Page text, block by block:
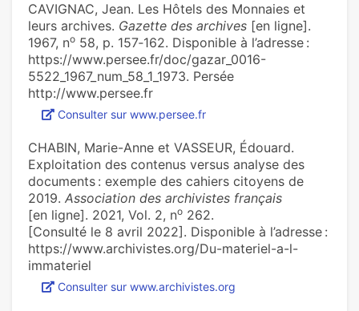
CAVIGNAC, Jean. Les Hôtels des Monnaies et
leurs archives. Gazette des archives [en ligne].
1967, no 58, p. 157‑162. Disponible à l’adresse :
https://www.persee.fr/doc/gazar_0016-
5522_1967_num_58_1_1973. Persée
http://www.persee.fr
Consulter sur www.persee.fr
CHABIN, Marie-Anne et VASSEUR, Édouard.
Exploitation des conte­nus versus ana­lyse des
docu­ments : exem­ple des cahiers citoyens de
2019. Association des archivistes français
[en ligne]. 2021, Vol. 2, no 262.
[Consulté le 8 avril 2022]. Disponible à l’adresse :
https://www.archivistes.org/Du-materiel-a-l-
immateriel
Consulter sur www.archivistes.org